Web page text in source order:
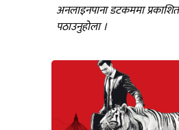
अनलाइनपाना डटकममा
पठाउनुहोला ।